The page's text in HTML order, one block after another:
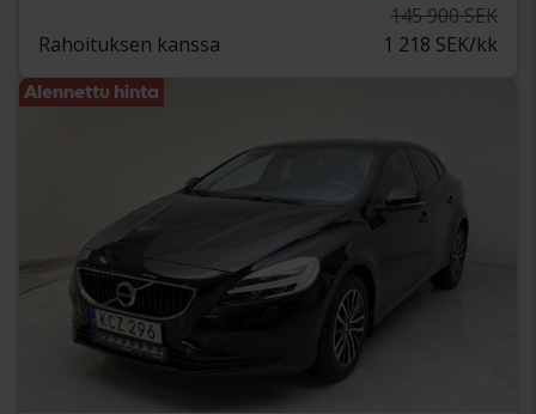
145 900 SEK
Rahoituksen kanssa
1 218 SEK/kk
Alennettu hinta